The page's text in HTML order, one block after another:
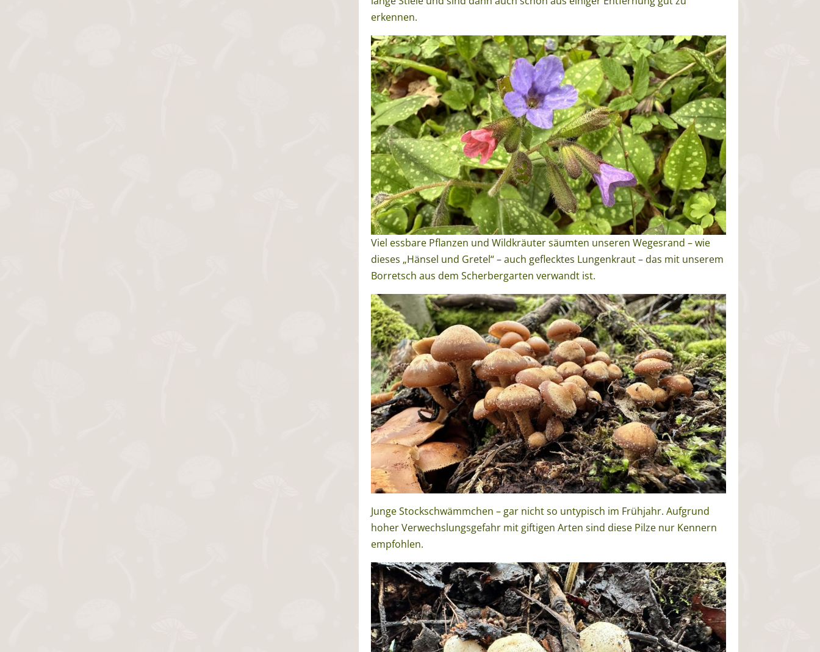
erkennen.
Viel essbare Pflanzen und Wildkräuter säumten unseren Wegesrand – wie
dieses „Hänsel und Gretel“ – auch geflecktes Lungenkraut – das mit unserem
Borretsch aus dem Scherbergarten verwandt ist.
Junge Stockschwämmchen – gar nicht so untypisch im Frühjahr. Aufgrund
hoher Verwechslungsgefahr mit giftigen Arten sind diese Pilze nur Kennern
empfohlen.